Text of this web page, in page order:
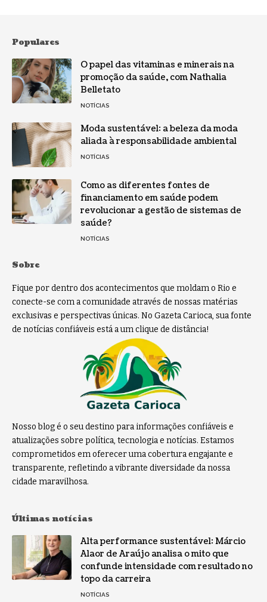
Populares
O papel das vitaminas e minerais na
promoção da saúde, com Nathalia
Belletato
NOTÍCIAS
Moda sustentável: a beleza da moda
aliada à responsabilidade ambiental
NOTÍCIAS
Como as diferentes fontes de
financiamento em saúde podem
revolucionar a gestão de sistemas de
saúde?
NOTÍCIAS
Sobre
Fique por dentro dos acontecimentos que moldam o Rio e
conecte-se com a comunidade através de nossas matérias
exclusivas e perspectivas únicas. No Gazeta Carioca, sua fonte
de notícias confiáveis está a um clique de distância!
Nosso blog é o seu destino para informações confiáveis e
atualizações sobre política, tecnologia e notícias. Estamos
comprometidos em oferecer uma cobertura engajante e
transparente, refletindo a vibrante diversidade da nossa
cidade maravilhosa.
Últimas notícias
Alta performance sustentável: Márcio
Alaor de Araújo analisa o mito que
confunde intensidade com resultado no
topo da carreira
NOTÍCIAS